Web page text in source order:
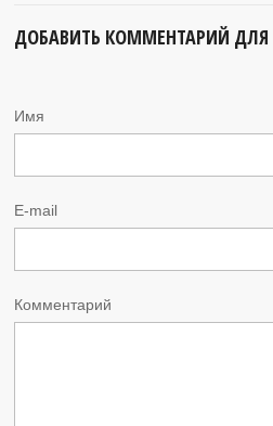
ДОБАВИТЬ КОММЕНТАРИЙ ДЛЯ
Имя
E-mail
Комментарий